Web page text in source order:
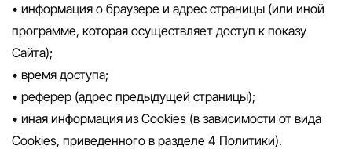
• информация о браузере и адрес страницы (или иной
программе, которая осуществляет доступ к показу
Сайта);
• время доступа;
• реферер (адрес предыдущей страницы);
• иная информация из Cookies (в зависимости от вида
Cookies, приведенного в разделе 4 Политики).